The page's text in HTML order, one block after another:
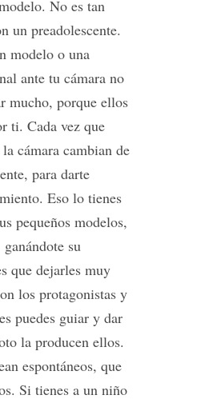
No es tan
un preadolescente.
modelo o una
ante tu cámara no
mucho, porque ellos
ti. Cada vez que
cámara cambian de
para darte
Eso lo tienes
pequeños modelos,
su
que dejarles muy
los protagonistas y
puedes guiar y dar
la producen ellos.
espontáneos, que
Si tienes a un niño